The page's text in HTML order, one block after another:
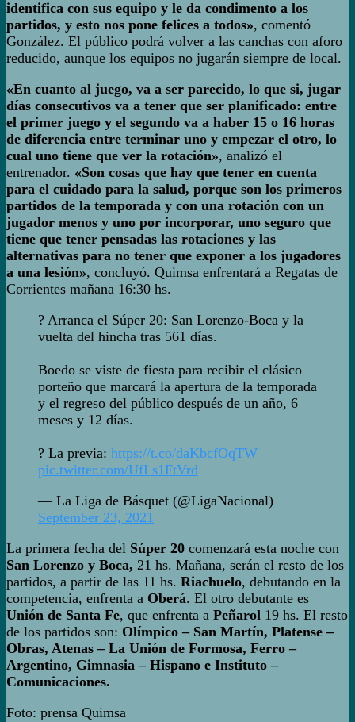
identifica con sus equipo y le da condimento a los
partidos, y esto nos pone felices a todos», comentó
González. El público podrá volver a las canchas con aforo
reducido, aunque los equipos no jugarán siempre de local.
«En cuanto al juego, va a ser parecido, lo que si, jugar
días consecutivos va a tener que ser planificado: entre
el primer juego y el segundo va a haber 15 o 16 horas
de diferencia entre terminar uno y empezar el otro, lo
cual uno tiene que ver la rotación», analizó el
entrenador. «Son cosas que hay que tener en cuenta
para el cuidado para la salud, porque son los primeros
partidos de la temporada y con una rotación con un
jugador menos y uno por incorporar, uno seguro que
tiene que tener pensadas las rotaciones y las
alternativas para no tener que exponer a los jugadores
a una lesión», concluyó. Quimsa enfrentará a Regatas de
Corrientes mañana 16:30 hs.
? Arranca el Súper 20: San Lorenzo-Boca y la
vuelta del hincha tras 561 días.
Boedo se viste de fiesta para recibir el clásico
porteño que marcará la apertura de la temporada
y el regreso del público después de un año, 6
meses y 12 días.
? La previa: https://t.co/daKbcfOqTW
pic.twitter.com/UfLs1FtVrd
— La Liga de Básquet (@LigaNacional)
September 23, 2021
La primera fecha del Súper 20 comenzará esta noche con
San Lorenzo y Boca, 21 hs. Mañana, serán el resto de los
partidos, a partir de las 11 hs. Riachuelo, debutando en la
competencia, enfrenta a Oberá. El otro debutante es
Unión de Santa Fe, que enfrenta a Peñarol 19 hs. El resto
de los partidos son: Olímpico – San Martín, Platense –
Obras, Atenas – La Unión de Formosa, Ferro –
Argentino, Gimnasia – Hispano e Instituto –
Comunicaciones.
Foto: prensa Quimsa